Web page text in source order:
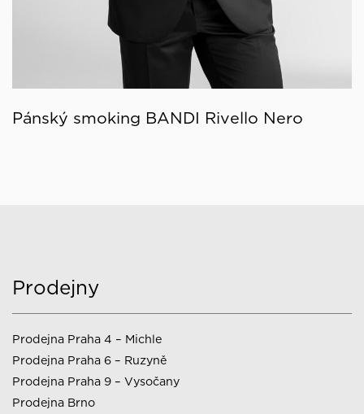
Pánský smoking BANDI Rivello Nero
Prodejny
Prodejna Praha 4 – Michle
Prodejna Praha 6 – Ruzyně
Prodejna Praha 9 – Vysočany
Prodejna Brno